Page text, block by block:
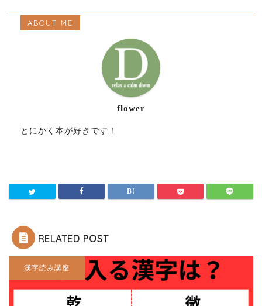
ABOUT ME
flower
とにかく本が好きです！
RELATED POST
漢字読み講座